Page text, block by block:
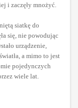
i zaczęły mnożyć.
siatkę do
się, nie powodując
urządzenie,
a mimo to jest
pojedynczych
wiele lat.